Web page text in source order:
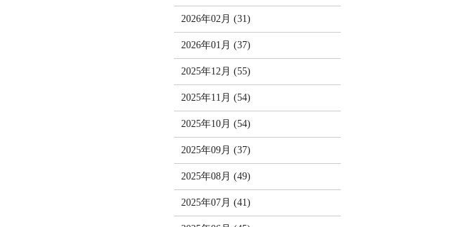
2026年02月 (31)
2026年01月 (37)
2025年12月 (55)
2025年11月 (54)
2025年10月 (54)
2025年09月 (37)
2025年08月 (49)
2025年07月 (41)